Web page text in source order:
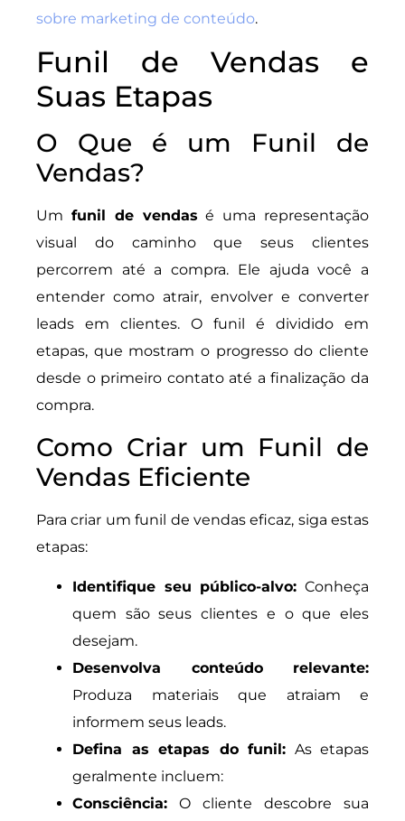
sobre marketing de conteúdo.
Funil de Vendas e
Suas Etapas
O Que é um Funil de
Vendas?
Um funil de vendas é uma representação
visual do caminho que seus clientes
percorrem até a compra. Ele ajuda você a
entender como atrair, envolver e converter
leads em clientes. O funil é dividido em
etapas, que mostram o progresso do cliente
desde o primeiro contato até a finalização da
compra.
Como Criar um Funil de
Vendas Eficiente
Para criar um funil de vendas eficaz, siga estas
etapas:
Identifique seu público-alvo: Conheça
quem são seus clientes e o que eles
desejam.
Desenvolva conteúdo relevante:
Produza materiais que atraiam e
informem seus leads.
Defina as etapas do funil: As etapas
geralmente incluem:
Consciência: O cliente descobre sua